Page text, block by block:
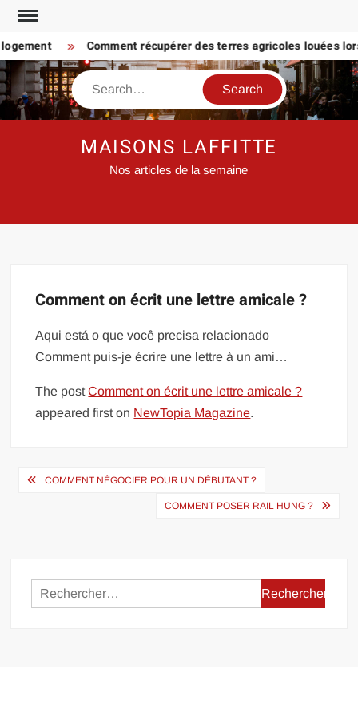
Skip
content
Comment récupérer des terres agricoles louées
Search
MAISONS LAFFITTE
Nos articles de la semaine
Comment on écrit une lettre amicale ?
Aqui está o que você precisa relacionado
Comment puis-je écrire une lettre à un ami…
The postComment on écrit une lettre amicale ?
appeared first on NewTopia Magazine.
Navigation
COMMENT NÉGOCIER POUR UN DÉBUTANT ?
COMMENT POSER RAIL HUNG ?
Rechercher :